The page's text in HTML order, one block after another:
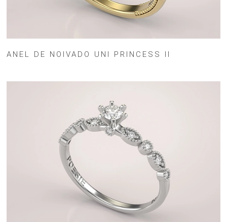
ANEL DE NOIVADO UNI PRINCESS II